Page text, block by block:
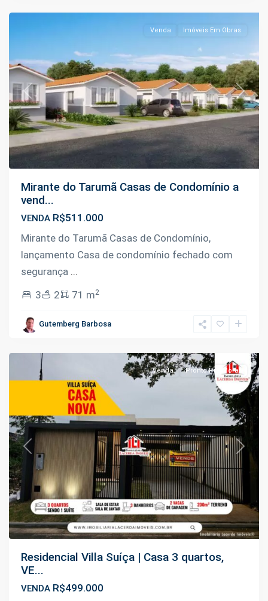
Previous Next
Venda Imóveis Em Obras
Mirante do Tarumã Casas de Condomínio a
vend...
VENDA R$511.000
Mirante do Tarumã Casas de Condomínio,
lançamento Casa de condomínio fechado com
segurança ...
3
2 71 m2
Gutemberg Barbosa
Tarumã,
Previous Next
Venda Pronto Pra Morar
Residencial Villa Suíça | Casa 3 quartos,
VE...
VENDA R$499.000